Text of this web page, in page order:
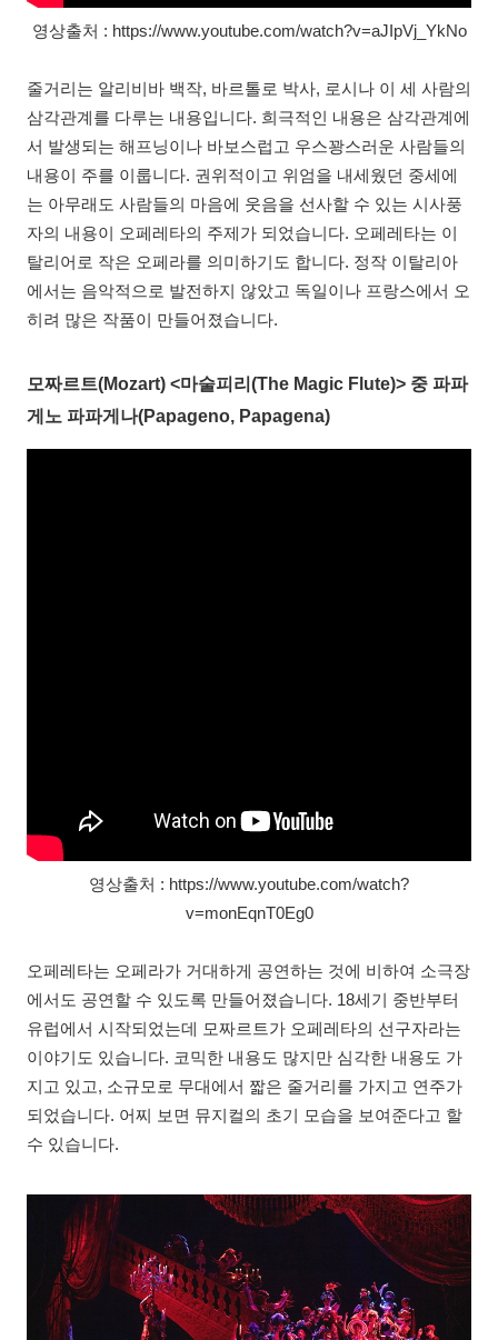
영상출처 : https://www.youtube.com/watch?v=aJIpVj_YkNo
줄거리는 알리비바 백작, 바르톨로 박사, 로시나 이 세 사람의
삼각관계를 다루는 내용입니다. 희극적인 내용은 삼각관계에
서 발생되는 해프닝이나 바보스럽고 우스꽝스러운 사람들의
내용이 주를 이룹니다. 권위적이고 위엄을 내세웠던 중세에
는 아무래도 사람들의 마음에 웃음을 선사할 수 있는 시사풍
자의 내용이 오페레타의 주제가 되었습니다. 오페레타는 이
탈리어로 작은 오페라를 의미하기도 합니다. 정작 이탈리아
에서는 음악적으로 발전하지 않았고 독일이나 프랑스에서 오
히려 많은 작품이 만들어졌습니다.
모짜르트(Mozart) <마술피리(The Magic Flute)> 중 파파
게노 파파게나(Papageno, Papagena)
영상출처 : https://www.youtube.com/watch?
v=monEqnT0Eg0
오페레타는 오페라가 거대하게 공연하는 것에 비하여 소극장
에서도 공연할 수 있도록 만들어졌습니다. 18세기 중반부터
유럽에서 시작되었는데 모짜르트가 오페레타의 선구자라는
이야기도 있습니다. 코믹한 내용도 많지만 심각한 내용도 가
지고 있고, 소규모로 무대에서 짧은 줄거리를 가지고 연주가
되었습니다. 어찌 보면 뮤지컬의 초기 모습을 보여준다고 할
수 있습니다.